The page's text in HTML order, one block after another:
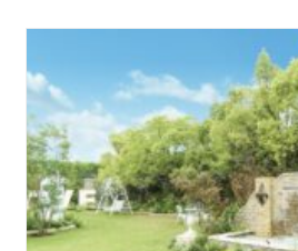
ピー♪ 新しく人気の春婚プ…